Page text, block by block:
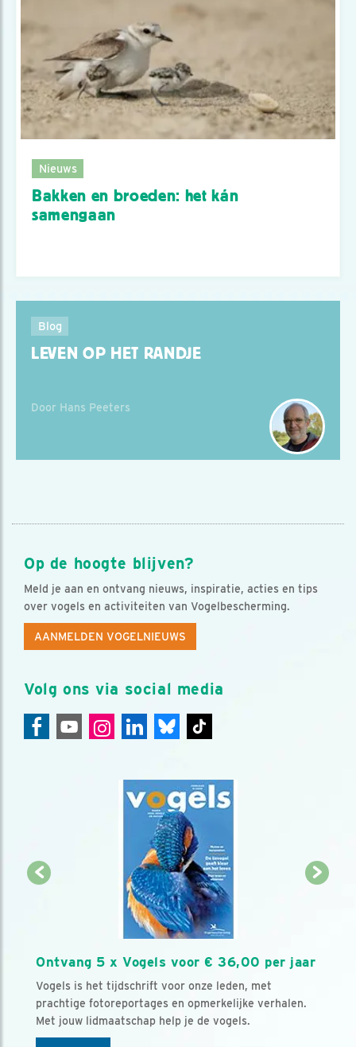
Nieuws
Bakken en broeden: het kán
samengaan
Blog
LEVEN OP HET RANDJE
Door Hans Peeters
Op de hoogte blijven?
Meld je aan en ontvang nieuws, inspiratie, acties en tips
over vogels en activiteiten van Vogelbescherming.
AANMELDEN VOGELNIEUWS
Volg ons via social media
Ontvang 5 x Vogels voor € 36,00 per jaar
Vogels is het tijdschrift voor onze leden, met
prachtige fotoreportages en opmerkelijke verhalen.
Met jouw lidmaatschap help je de vogels.